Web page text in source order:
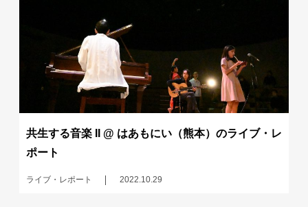
共生する音楽 II @ はあもにい（熊本）のライブ・レ
ポート
ライブ・レポート 2022.10.29